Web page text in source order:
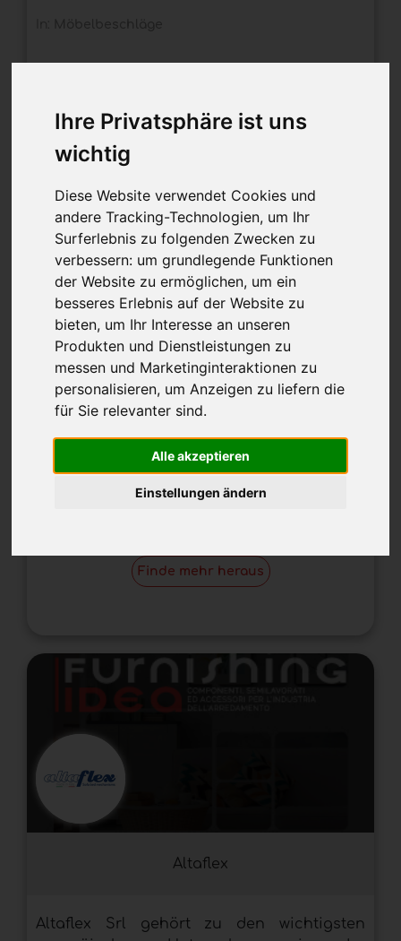
Ihre Privatsphäre ist uns
wichtig
Diese Website verwendet Cookies und
andere Tracking-Technologien, um Ihr
Surferlebnis zu folgenden Zwecken zu
verbessern: um grundlegende Funktionen
der Website zu ermöglichen, um ein
besseres Erlebnis auf der Website zu
bieten, um Ihr Interesse an unseren
Produkten und Dienstleistungen zu
messen und Marketinginteraktionen zu
personalisieren, um Anzeigen zu liefern die
für Sie relevanter sind.
Alle akzeptieren
Einstellungen ändern
Pessotto Reti Srl
Synonym für hohe Spezialisierung in der
Herstellung von anatomischen...
Finde mehr heraus
Altaflex
Altaflex Srl gehört zu den wichtigsten